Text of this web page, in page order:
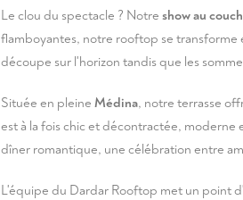
Le clou du spectacle ? Notre show au
flamboyantes, notre rooftop se transforme
découpe sur l'horizon tandis que les
Située en pleine Médina, notre terrasse
est à la fois chic et décontractée,
dîner romantique, une célébration entre
L'équipe du Dardar Rooftop met un point